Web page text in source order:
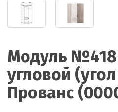
Модуль
угловой
Прованс